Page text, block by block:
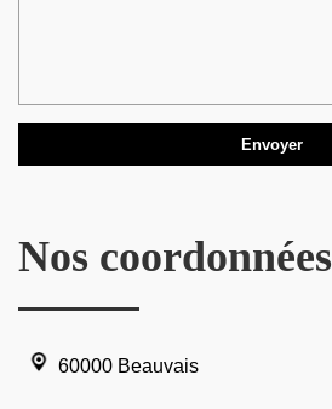
Nos coordonnées
60000 Beauvais